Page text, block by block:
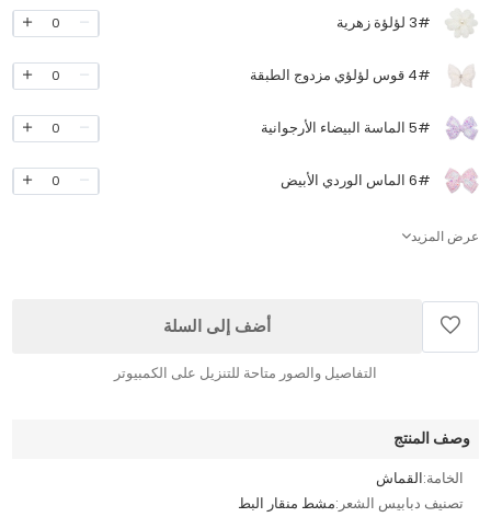
3# لؤلؤة زهرية 0
4# قوس لؤلؤي مزدوج الطبقة 0
5# الماسة البيضاء الأرجوانية 0
6# الماس الوردي الأبيض 0
عرض المزيد
أضف إلى السلة
التفاصيل والصور متاحة للتنزيل على الكمبيوتر
وصف المنتج
الخامة:القماش
تصنيف دبابيس الشعر:مشط منقار البط